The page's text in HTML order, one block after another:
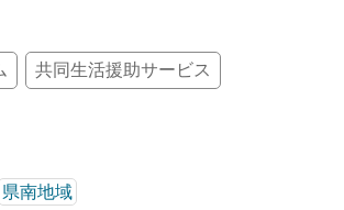
共同生活援助サービス
県南地域